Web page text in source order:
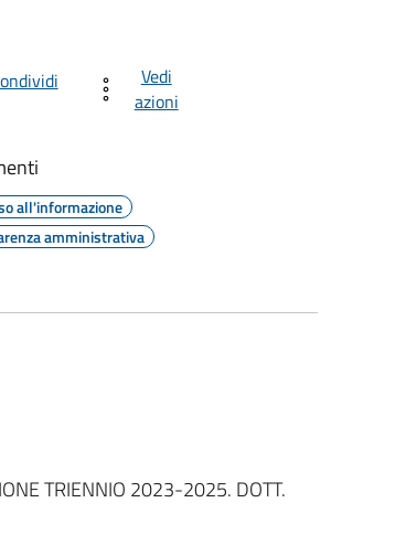
Vedi
azioni
all'informazione
amministrativa
TRIENNIO 2023-2025. DOTT.